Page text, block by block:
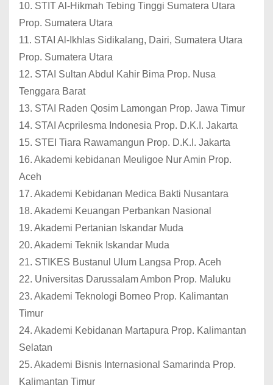
10. STIT Al-Hikmah Tebing Tinggi Sumatera Utara
Prop. Sumatera Utara
11. STAI Al-Ikhlas Sidikalang, Dairi, Sumatera Utara
Prop. Sumatera Utara
12. STAI Sultan Abdul Kahir Bima Prop. Nusa
Tenggara Barat
13. STAI Raden Qosim Lamongan Prop. Jawa Timur
14. STAI Acprilesma Indonesia Prop. D.K.I. Jakarta
15. STEI Tiara Rawamangun Prop. D.K.I. Jakarta
16. Akademi kebidanan Meuligoe Nur Amin Prop.
Aceh
17. Akademi Kebidanan Medica Bakti Nusantara
18. Akademi Keuangan Perbankan Nasional
19. Akademi Pertanian Iskandar Muda
20. Akademi Teknik Iskandar Muda
21. STIKES Bustanul Ulum Langsa Prop. Aceh
22. Universitas Darussalam Ambon Prop. Maluku
23. Akademi Teknologi Borneo Prop. Kalimantan
Timur
24. Akademi Kebidanan Martapura Prop. Kalimantan
Selatan
25. Akademi Bisnis Internasional Samarinda Prop.
Kalimantan Timur